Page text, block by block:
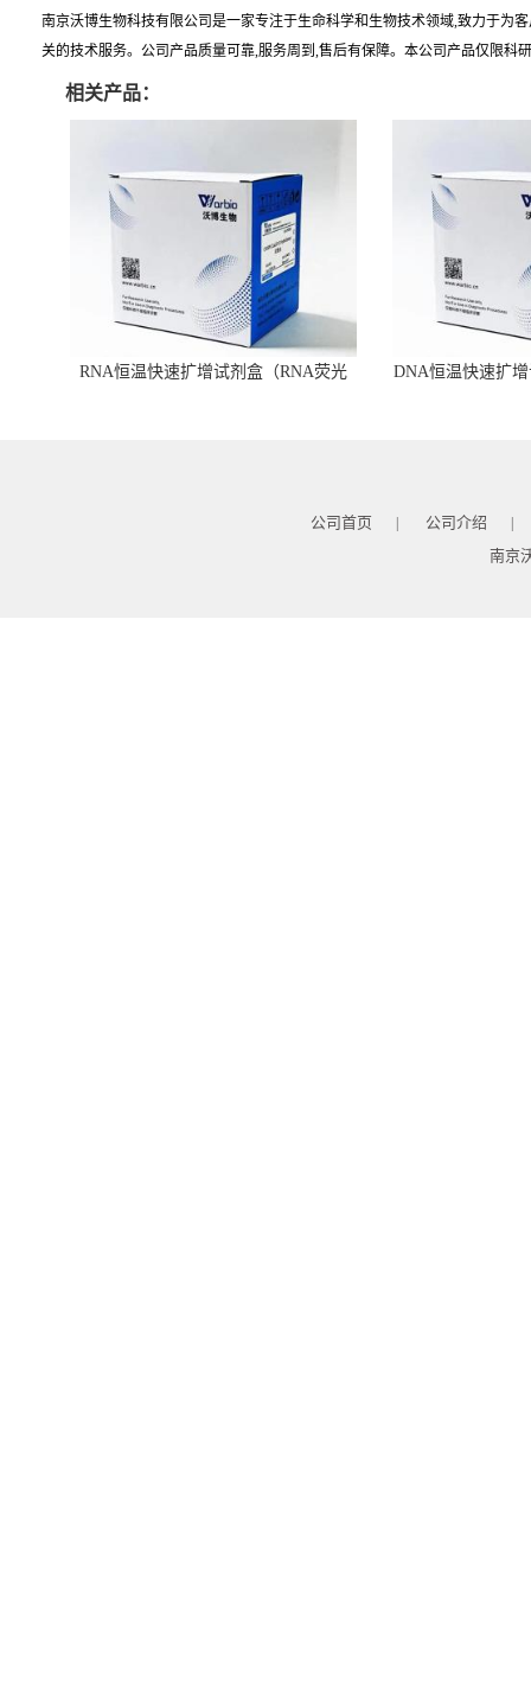
南京沃博生物科技有限公司是一家专注于生命科学和生物技术领域,致力于为
关的技术服务。公司产品质量可靠,服务周到,售后有保障。本公司产品仅限科
相关产品：
RNA恒温快速扩增试剂盒（RNA荧光
DNA恒温快速扩
公司首页 | 公司介绍 |
南京